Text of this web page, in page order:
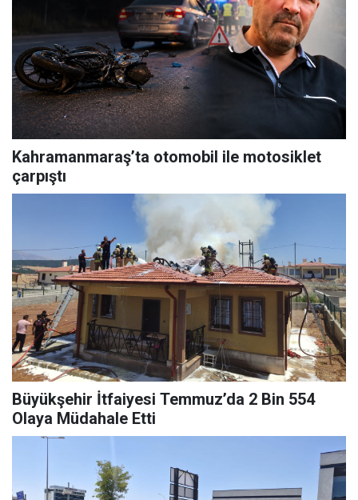
Kahramanmaraş’ta otomobil ile motosiklet
çarpıştı
Büyükşehir İtfaiyesi Temmuz’da 2 Bin 554
Olaya Müdahale Etti